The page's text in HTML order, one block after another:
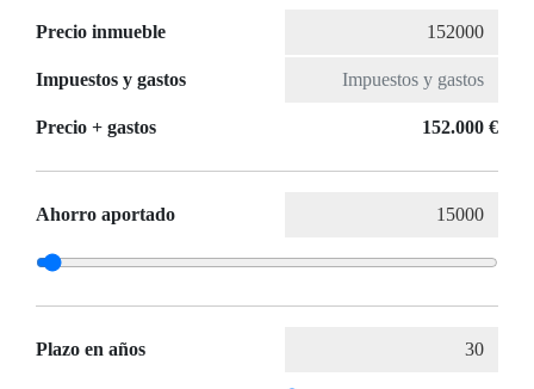
Precio inmueble
Impuestos y gastos
Precio + gastos 152.000 €
Ahorro aportado
Plazo en años